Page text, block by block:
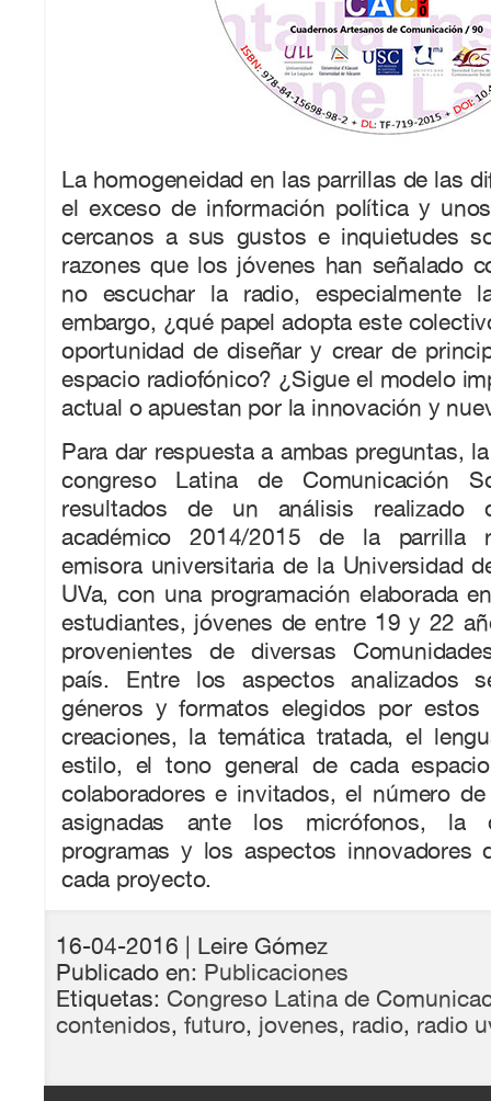
La homogeneidad en las parrillas de las
el exceso de información política y
cercanos a sus gustos e inquietudes
razones que los jóvenes han señalado
no escuchar la radio, especialmente
embargo, ¿qué papel adopta este
oportunidad de diseñar y crear de
espacio radiofónico? ¿Sigue el modelo
actual o apuestan por la innovación y
Para dar respuesta a ambas preguntas,
congreso Latina de Comunicación
resultados de un análisis realizado
académico 2014/2015 de la parrilla
emisora universitaria de la Universidad
UVa, con una programación elaborada
estudiantes, jóvenes de entre 19 y 22
provenientes de diversas
país. Entre los aspectos analizados
géneros y formatos elegidos por estos
creaciones, la temática tratada, el
estilo, el tono general de cada
colaboradores e invitados, el número
asignadas ante los micrófonos, la
programas y los aspectos innovadores
cada proyecto.
16-04-2016 | Leire Gómez
Publicado en: Publicaciones
Etiquetas: Congreso Latina de
contenidos, futuro, jovenes, radio, radio